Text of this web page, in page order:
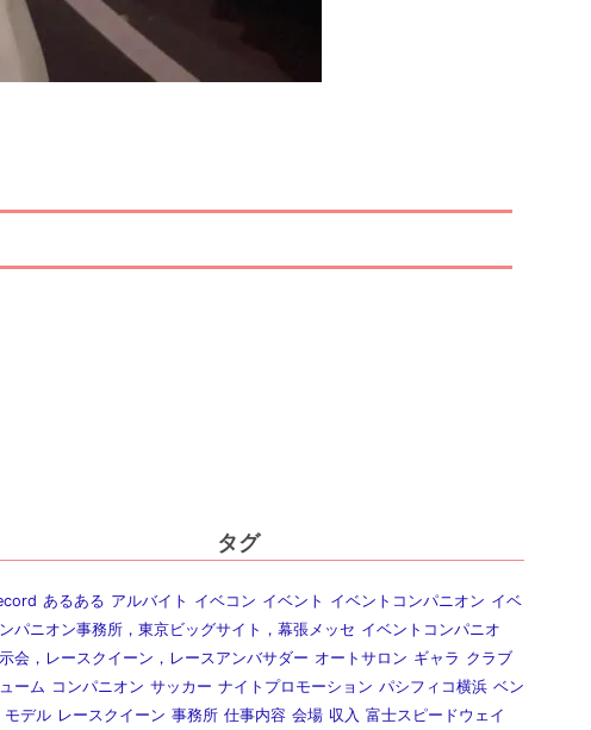
タグ
あるある アルバイト イベコン イベント イベントコンパニオン イベ
パニオン事務所，東京ビッグサイト，幕張メッセ イベントコンパニオ
会，レースクイーン，レースアンバサダー オートサロン ギャラ クラブ
ーム コンパニオン サッカー ナイトプロモーション パシフィコ横浜 ベン
モデル レースクイーン 事務所 仕事内容 会場 収入 富士スピードウェイ